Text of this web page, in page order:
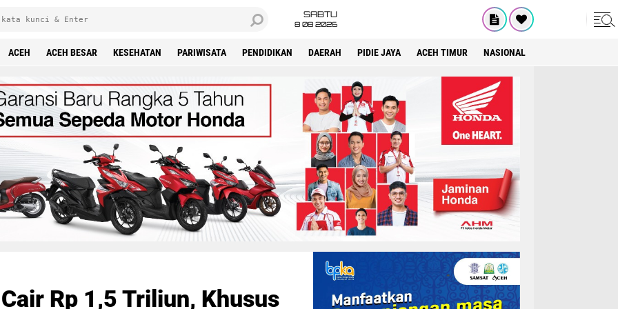
SABTU
8 08 2026
ACEH ACEH BESAR KESEHATAN PARIWISATA PENDIDIKAN DAERAH PIDIE JAYA ACEH TIMUR NASIONAL
Rp 1,5 Triliun, Khusus